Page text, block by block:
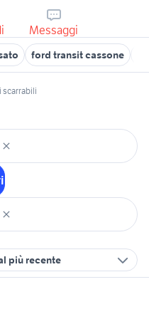
Messaggi
ford transit cassone
scarrabili
più recente